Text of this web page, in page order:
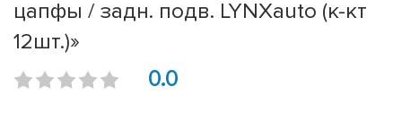
цапфы / задн. подв. LYNXauto (к-кт
12шт.)»
0.0